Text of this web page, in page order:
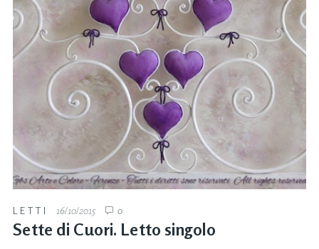
LETTI 16/10/2015 0
Sette di Cuori. Letto singolo